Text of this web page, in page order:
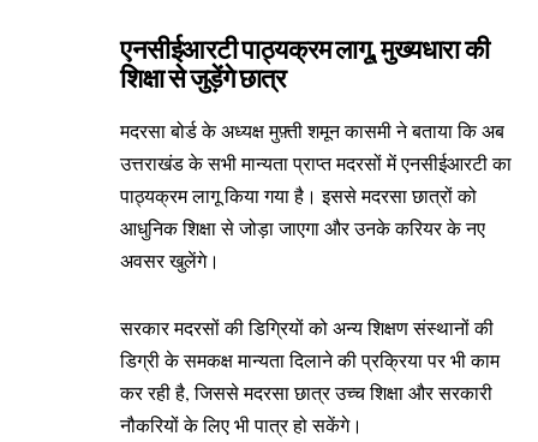
एनसीईआरटी पाठ्यक्रम लागू, मुख्यधारा की
शिक्षा से जुड़ेंगे छात्र
मदरसा बोर्ड के अध्यक्ष मुफ़्ती शमून कासमी ने बताया कि अब
उत्तराखंड के सभी मान्यता प्राप्त मदरसों में एनसीईआरटी का
पाठ्यक्रम लागू किया गया है। इससे मदरसा छात्रों को
आधुनिक शिक्षा से जोड़ा जाएगा और उनके करियर के नए
अवसर खुलेंगे।
सरकार मदरसों की डिग्रियों को अन्य शिक्षण संस्थानों की
डिग्री के समकक्ष मान्यता दिलाने की प्रक्रिया पर भी काम
कर रही है, जिससे मदरसा छात्र उच्च शिक्षा और सरकारी
नौकरियों के लिए भी पात्र हो सकेंगे।